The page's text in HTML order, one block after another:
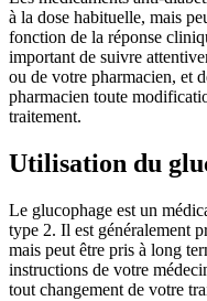
à la dose habituelle, mais
fonction de la réponse
important de suivre
ou de votre pharmacien, et
pharmacien toute
traitement.
Utilisation du
Le glucophage est un
type 2. Il est généralement
mais peut être pris à long
instructions de votre
tout changement de votre